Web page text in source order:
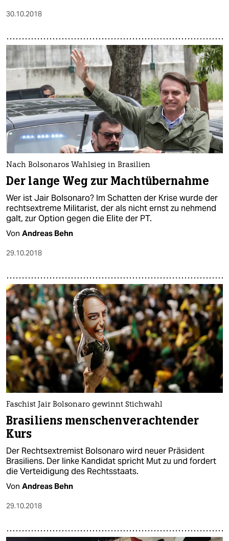
30.10.2018
Nach Bolsonaros Wahlsieg in Brasilien
Der lange Weg zur Machtübernahme
Wer ist Jair Bolsonaro? Im Schatten der Krise wurde der
rechtsextreme Militarist, der als nicht ernst zu nehmend
galt, zur Option gegen die Elite der PT.
Von Andreas Behn
29.10.2018
Faschist Jair Bolsonaro gewinnt Stichwahl
Brasiliens menschenverachtender
Kurs
Der Rechtsextremist Bolsonaro wird neuer Präsident
Brasiliens. Der linke Kandidat spricht Mut zu und fordert
die Verteidigung des Rechtsstaats.
Von Andreas Behn
29.10.2018